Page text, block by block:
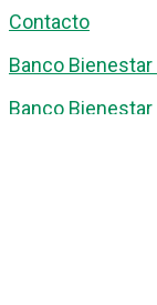
Contacto
Banco Bienestar
Banco Bienestar